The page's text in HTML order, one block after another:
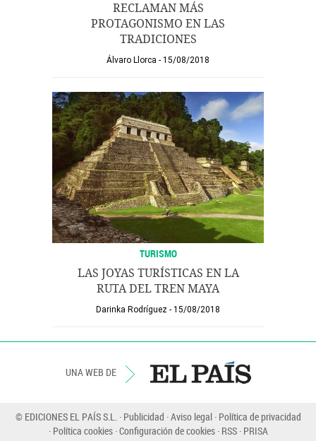
RECLAMAN MÁS
PROTAGONISMO EN LAS
TRADICIONES
Álvaro Llorca 15/08/2018
TURISMO
LAS JOYAS TURÍSTICAS EN LA
RUTA DEL TREN MAYA
Darinka Rodríguez 15/08/2018
UNA WEB DE
© EDICIONES EL PAÍS S.L. Publicidad Aviso legal Política de privacidad
Política cookies Configuración de cookies RSS PRISA